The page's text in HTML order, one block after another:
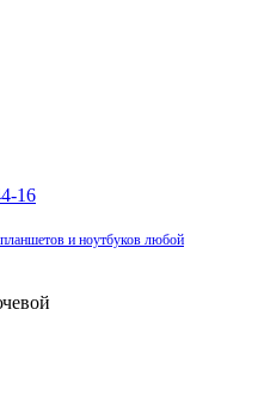
16
и ноутбуков любой